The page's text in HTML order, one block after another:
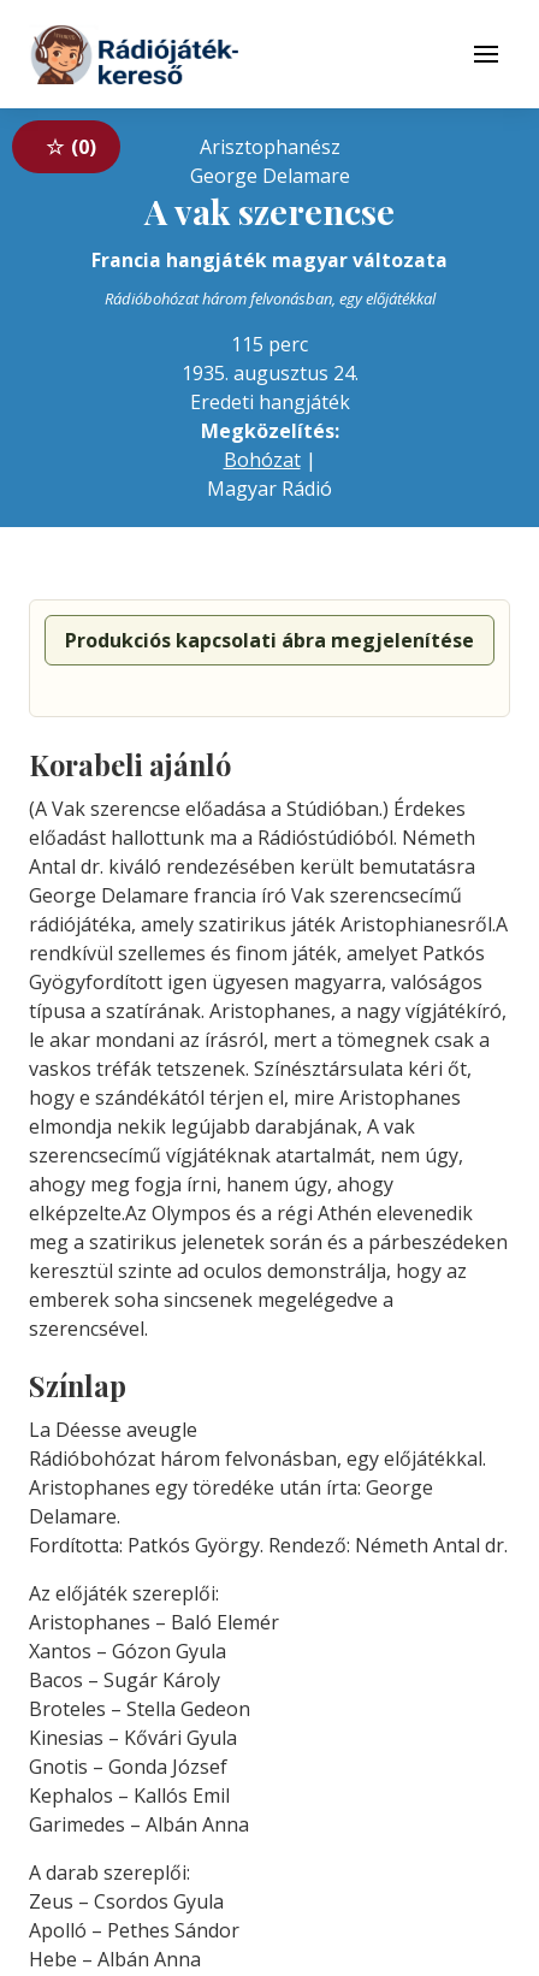
Tovább a tartalomhoz
Menü
0
George Delamare
A vak szerencse
Francia hangjáték magyar változata
Rádióbohózat három felvonásban, egy előjátékkal
115 perc
1935. augusztus 24.
Eredeti hangjáték
Megközelítés:
Bohózat|
Magyar Rádió
Produkciós kapcsolati ábra megjelenítése
Korabeli ajánló
(A Vak szerencse előadása a Stúdióban.) Érdekes
előadást hallottunk ma a Rádióstúdióból. Németh
Antal dr. kiváló rendezésében került bemutatásra
George Delamare francia író Vak szerencsecímű
rádiójátéka, amely szatirikus játék Aristophianesről.A
rendkívül szellemes és finom játék, amelyet Patkós
Gyögyfordított igen ügyesen magyarra, valóságos
típusa a szatírának. Aristophanes, a nagy vígjátékíró,
le akar mondani az írásról, mert a tömegnek csak a
vaskos tréfák tetszenek. Színésztársulata kéri őt,
hogy e szándékától térjen el, mire Aristophanes
elmondja nekik legújabb darabjának, A vak
szerencsecímű vígjátéknak atartalmát, nem úgy,
ahogy meg fogja írni, hanem úgy, ahogy
elképzelte.Az Olympos és a régi Athén elevenedik
meg a szatirikus jelenetek során és a párbeszédeken
keresztül szinte ad oculos demonstrálja, hogy az
emberek soha sincsenek megelégedve a
szerencsével.
Színlap
La Déesse aveugle
Rádióbohózat három felvonásban, egy előjátékkal.
Aristophanes egy töredéke után írta: George
Delamare.
Fordította: Patkós György. Rendező: Németh Antal dr.
Az előjáték szereplői:
Aristophanes – Baló Elemér
Xantos – Gózon Gyula
Bacos – Sugár Károly
Broteles – Stella Gedeon
Kinesias – Kővári Gyula
Gnotis – Gonda József
Kephalos – Kallós Emil
Garimedes – Albán Anna
A darab szereplői:
Zeus – Csordos Gyula
Apolló – Pethes Sándor
Hebe – Albán Anna